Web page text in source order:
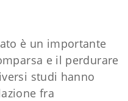
è un importante
e il perdurare
studi hanno
fra